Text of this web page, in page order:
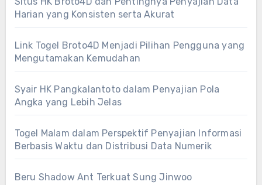
Harian yang Konsisten serta Akurat
Link Togel Broto4D Menjadi Pilihan Pengguna yang
Mengutamakan Kemudahan
Syair HK Pangkalantoto dalam Penyajian Pola
Angka yang Lebih Jelas
Togel Malam dalam Perspektif Penyajian Informasi
Berbasis Waktu dan Distribusi Data Numerik
Beru Shadow Ant Terkuat Sung Jinwoo